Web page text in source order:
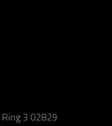
3 02829